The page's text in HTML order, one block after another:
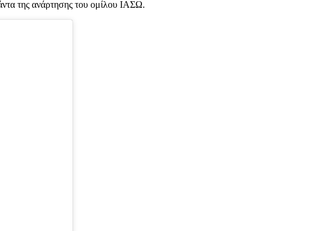
της ανάρτησης του ομίλου ΙΑΣΩ.